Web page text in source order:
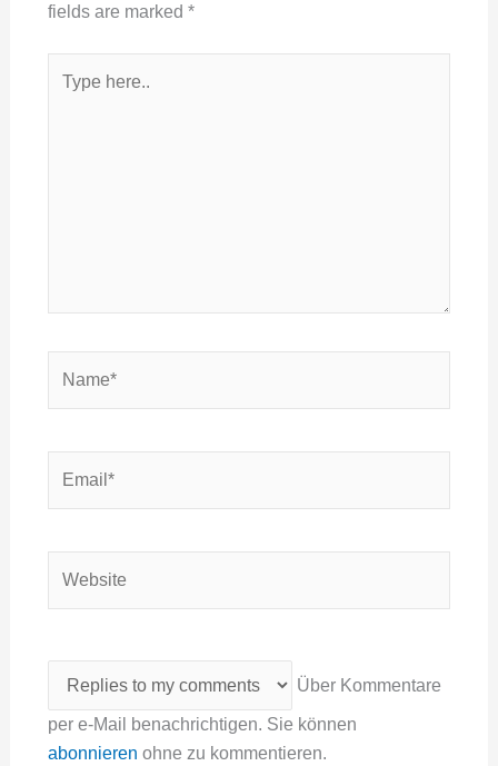
fields are marked *
here..
Über Kommentare
per e-Mail benachrichtigen. Sie können
abonnieren ohne zu kommentieren.